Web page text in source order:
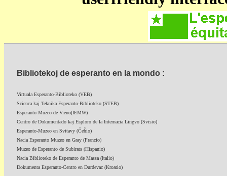
Bibliotekoj de esperanto en la mondo :
Virtuala Esperanto-Biblioteko (VEB)
Scienca kaj Teknika Esperanto-Biblioteko (STEB)
Esperanto Muzeo de Vieno(IEMW)
Centro de Dokumentado kaj Esploro de la Internacia Lingvo (Svisio)
Esperanto-Muzeo en Svitavy (Ĉeĥio)
Nacia Esperanto Muzeo en Gray (Francio)
Muzeo de Esperanto de Subirats (Hispanio)
Nacia Biblioteko de Esperanto de Massa (Italio)
Dokumenta Esperanto-Centro en Durdevac (Kroatio)